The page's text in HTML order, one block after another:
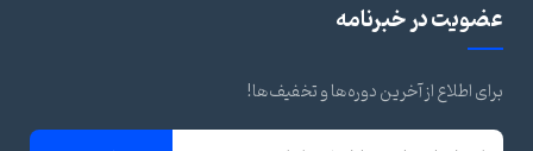
عضویت در خبرنامه
برای اطلاع از آخرین دوره‌ها و تخفیف‌ها!